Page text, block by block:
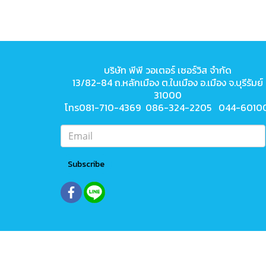
บริษัท พีพี วอเตอร์ เซอร์วิส จำกัด
13/82-84 ถ.หลักเมือง ต.ในเมือง อ.เมือง จ.บุรีรัมย์
31000
โทร081-710-4369 086-324-2205 044-
Subscribe